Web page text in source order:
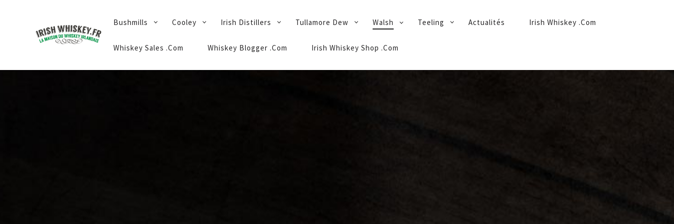
PRIMARY
NAVIGATION
Bushmills Cooley Irish Distillers Tullamore Dew Walsh Teeling Actualités Irish Whiskey .Com
Whiskey Sales .Com Whiskey Blogger .Com Irish Whiskey Shop .Com